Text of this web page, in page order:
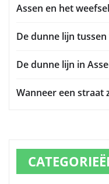
Assen en het
De dunne lijn
De dunne lijn in
Wanneer een straat